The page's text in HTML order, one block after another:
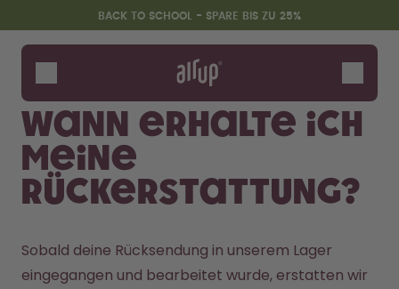
Zum Hauptinhalt springen
Erklärung zur BarrierefreiheitBACK TO SCHOOL - SPARE BIS ZU 25%
Flaschen
Duft-Pods
Zubehör
Starter Sets
Back2School
Gewinnspiel
Wann erhalte ich
meine
Rückerstattung?
Sobald deine Rücksendung in unserem Lager
eingegangen und bearbeitet wurde, erstatten wir